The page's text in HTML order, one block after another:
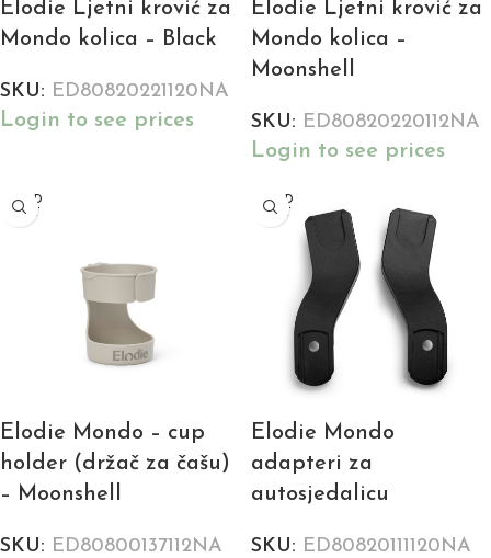
Elodie Ljetni krović za
Mondo kolica – Black
SKU: ED80820221120NA
Login to see prices
Elodie Ljetni krović za
Mondo kolica –
Moonshell
SKU: ED80820220112NA
Login to see prices
SOLD
OUT
Elodie Mondo – cup
holder (držač za čašu)
– Moonshell
SKU: ED80800137112NA
SOLD
OUT
Elodie Mondo
adapteri za
autosjedalicu
SKU: ED80820111120NA